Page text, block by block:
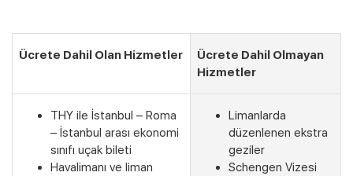
Ücrete Dahil Olan Hizmetler
Ücrete Dahil Olmayan
Hizmetler
THY ile İstanbul – Roma
– İstanbul arası ekonomi
sınıfı uçak bileti
Havalimanı ve liman
Limanlarda
düzenlenen ekstra
geziler
Schengen Vizesi